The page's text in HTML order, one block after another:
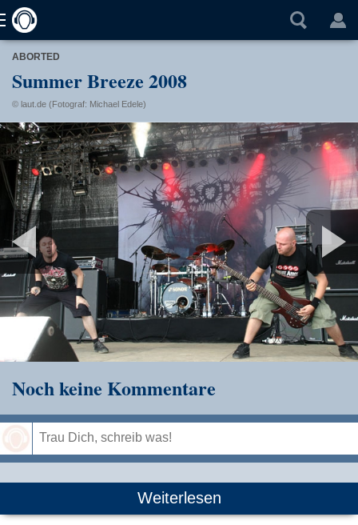
ABORTED
Summer Breeze 2008
© laut.de (Fotograf: Michael Edele)
Noch keine Kommentare
Weiterlesen